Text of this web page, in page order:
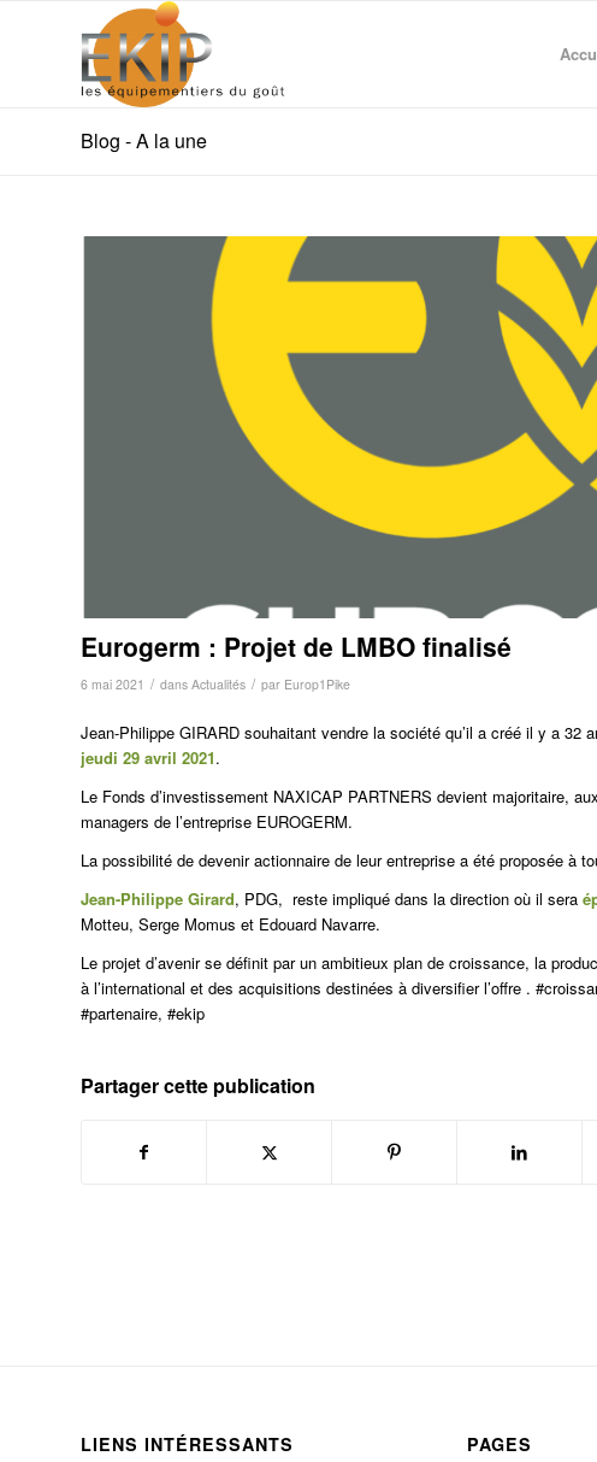
Blog - A la une
Eurogerm : Projet de LMBO finalisé
6 mai 2021 / dans Actualités / par Europ1Pike
Jean-Philippe GIRARD souhaitant vendre la société qu’il a créé il y a 32
jeudi 29 avril 2021.
Le Fonds d’investissement NAXICAP PARTNERS devient majoritaire,
managers de l’entreprise EUROGERM.
La possibilité de devenir actionnaire de leur entreprise a été proposée à
Jean-Philippe Girard, PDG, reste impliqué dans la direction où il sera
Motteu, Serge Momus et Edouard Navarre.
Le projet d’avenir se définit par un ambitieux plan de croissance, la
à l’international et des acquisitions destinées à diversifier l’offre .
#partenaire, #ekip
Partager cette publication
LIENS INTÉRESSANTS PAGES